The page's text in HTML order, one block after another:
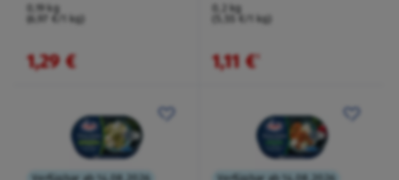
0,19 kg
(6,97 €/1 kg)
1,29 €
0,2 kg
(5,55 €/1 kg)
1,11 €¹